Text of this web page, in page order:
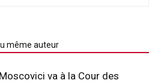
même auteur
va à la Cour des